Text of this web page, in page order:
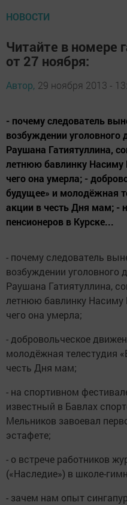
НОВОСТИ
Читайте в номере
от 27 ноября:
Автор, 29 ноября 2013 -
- почему следователь
возбуждении уголовного
Раушана Гатиятуллина,
летнюю бавлинку Насиму
чего она умерла; -
будущее» и молодёжная
акции в честь Дня мам; -
пенсионеров в Курске...
- почему следователь
возбуждении уголовного
Раушана Гатиятуллина,
летнюю бавлинку Насиму
чего она умерла;
- добровольческое
молодёжная телестудия
честь Дня мам;
- на спортивном
известный в Бавлах
Мельников завоевал
эстафете;
- о встрече работников
(«Наследие») в школе-
- зачем нам опыт